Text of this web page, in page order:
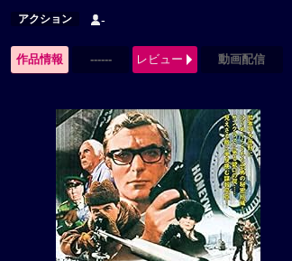
アクション -
作品情報 ------ レビュー 動画配信